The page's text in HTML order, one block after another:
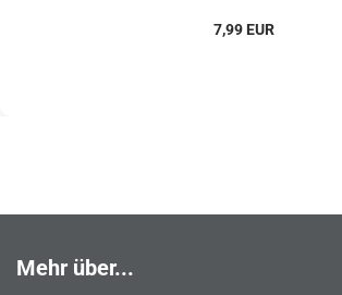
7,99 EUR
Mehr über...